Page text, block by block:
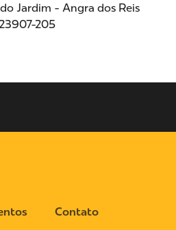
Jardim - Angra dos Reis
205
Contato